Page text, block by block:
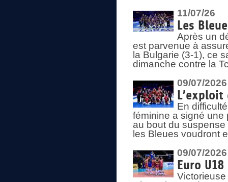
11/07/26
Les
Après un
est parvenue à
la Bulgarie (3-1), ce
dimanche contre la
09/07/2026
En
féminine a signé une
au bout du
les Bleues voudront
09/07/2026
Euro